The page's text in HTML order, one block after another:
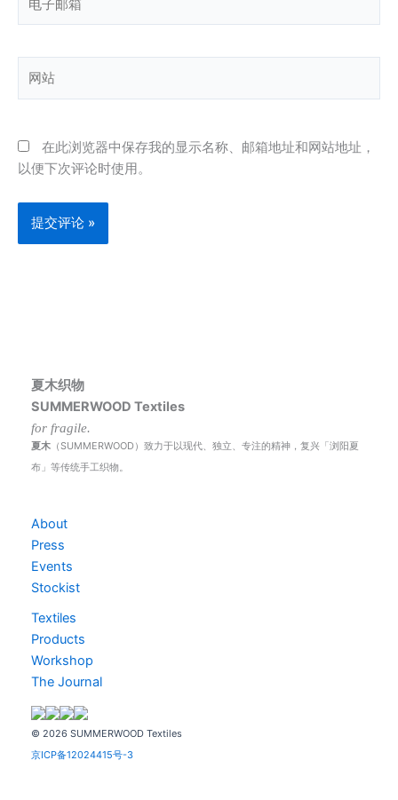
箱
站
在此浏览器中保存我的显示名称、邮箱地址和网站地址，
以便下次评论时使用。
夏木织物
SUMMERWOOD Textiles
for fragile.
夏木 （SUMMERWOOD）致力于以现代、独立、专注的精神，复兴「浏阳夏
布」等传统手工织物。
About
Press
Events
Stockist
Textiles
Products
Workshop
The Journal
© 2026 SUMMERWOOD Textiles
京ICP备12024415号-3